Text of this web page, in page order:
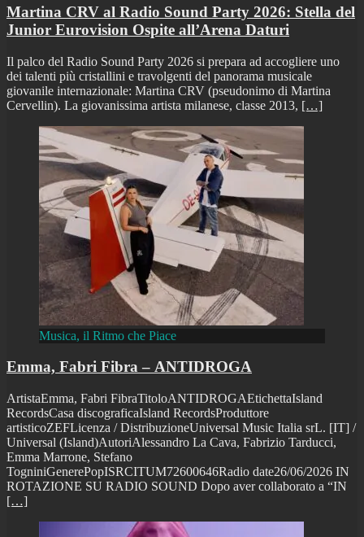
Martina CRV al Radio Sound Party 2026: Stella del
Junior Eurovision Ospite all’Arena Daturi
Il palco del Radio Sound Party 2026 si prepara ad accogliere uno
dei talenti più cristallini e travolgenti del panorama musicale
giovanile internazionale: Martina CRV (pseudonimo di Martina
Cervellin). La giovanissima artista milanese, classe 2013, […]
Musica, il Ritmo che Piace
Emma, Fabri Fibra – ANTIDROGA
ArtistaEmma, Fabri FibraTitoloANTIDROGAEtichettaIsland
RecordsCasa discograficaIsland RecordsProduttore
artisticoZEFLicenza / DistribuzioneUniversal Music Italia srL. [IT] /
Universal (Island)AutoriAlessandro La Cava, Fabrizio Tarducci,
Emma Marrone, Stefano
TogniniGenerePopISRCITUM72600646Radio date26/06/2026 IN
ROTAZIONE SU RADIO SOUND Dopo aver collaborato a “IN
[…]